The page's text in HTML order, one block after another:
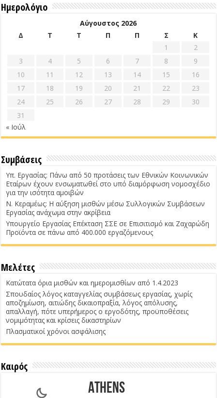
Ημερολόγιο
Αύγουστος 2026
Δ
Τ Τ Π Π Σ
Κ
1
2
3
4 5 6 7 8
9
10
11 12 13 14 15
16
17
18 19 20 21 22
23
24
25 26 27 28 29
30
31
« Ιούλ
Συμβάσεις
Υπ. Εργασίας: Πάνω από 50 προτάσεις των Εθνικών Κοινωνικών
Εταίρων έχουν ενσωματωθεί στο υπό διαμόρφωση νομοσχέδιο
για την ισότητα αμοιβών
Ν. Κεραμέως: Η αύξηση μισθών μέσω Συλλογικών Συμβάσεων
Εργασίας ανάχωμα στην ακρίβεια
Υπουργείο Εργασίας Επέκταση ΣΣΕ σε Επισιτισμό και Ζαχαρώδη
Προϊόντα σε πάνω από 400.000 εργαζόμενους
Μελέτες
Κατώτατα όρια μισθών και ημερομισθίων από 1.4.2023
Σπουδαίος λόγος καταγγελίας συμβάσεως εργασίας, χωρίς
αποζημίωση, αιτιώδης δικαιοπραξία, λόγος απόλυσης,
απαλλαγή, πότε υπερήμερος ο εργοδότης, προϋποθέσεις
νομιμότητας και κρίσεις δικαστηρίων
Πλασματικοί χρόνοι ασφάλισης
Καιρός
Athens